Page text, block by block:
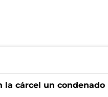
la cárcel un condenado